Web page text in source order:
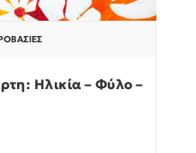
Ηλικία – Φύλο –